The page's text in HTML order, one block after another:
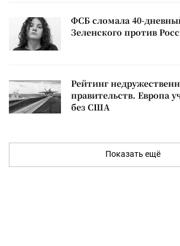
ФСБ сломала 40-
Зеленского против
Рейтинг
правительств. Европа
без США
Показать ещё